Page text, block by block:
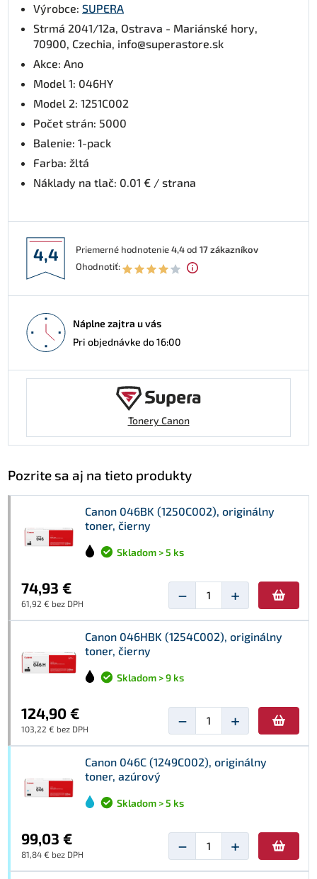
Výrobce: SUPERA
Strmá 2041/12a, Ostrava - Mariánské hory,
70900, Czechia, info@superastore.sk
Akce: Ano
Model 1: 046HY
Model 2: 1251C002
Počet strán: 5000
Balenie: 1-pack
Farba: žltá
Náklady na tlač: 0.01 € / strana
4,4 Priemerné hodnotenie4,4od 17zákazníkov
Ohodnotiť:
Náplne zajtra u vás
Pri objednávke do 16:00
Tonery Canon
Pozrite sa aj na tieto produkty
Canon 046BK (1250C002), originálny
toner, čierny
Skladom > 5 ks
74,93 €
61,92 € bez DPH − +
Canon 046HBK (1254C002), originálny
toner, čierny
Skladom > 9 ks
124,90 €
103,22 € bez DPH − +
Canon 046C (1249C002), originálny
toner, azúrový
Skladom > 5 ks
99,03 €
81,84 € bez DPH − +